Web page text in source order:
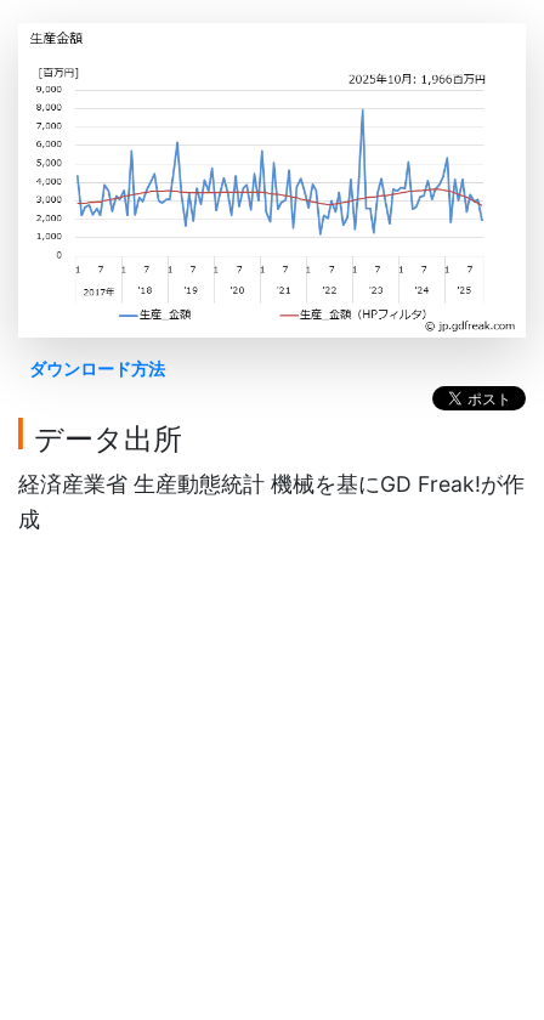
ダウンロード方法
データ出所
経済産業省 生産動態統計 機械を基にGD Freak!が作
成